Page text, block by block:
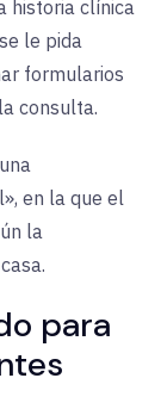
historia clínica
le pida
formularios
consulta.
en la que el
la
para